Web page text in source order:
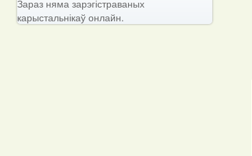
Зараз няма зарэгістраваных
карыстальнікаў онлайн.